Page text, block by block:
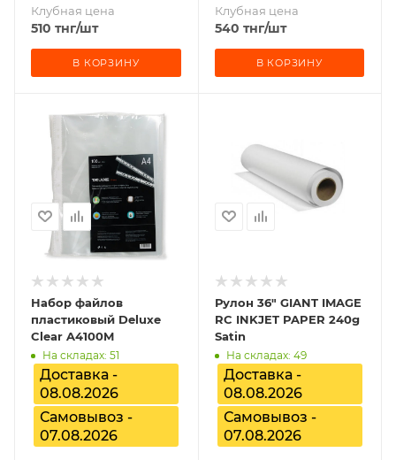
Клубная цена
510 тнг/шт
В КОРЗИНУ
Клубная цена
540 тнг/шт
В КОРЗИНУ
Набор файлов
пластиковый Deluxe
Clear A4100M
На складах: 51
Доставка -
08.08.2026
Самовывоз -
07.08.2026
Рулон 36" GIANT IMAGE
RC INKJET PAPER 240g
Satin
На складах: 49
Доставка -
08.08.2026
Самовывоз -
07.08.2026